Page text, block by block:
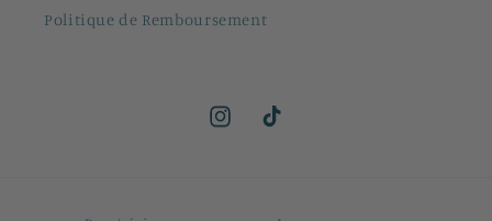
Politique de Remboursement
InstagramTikTok